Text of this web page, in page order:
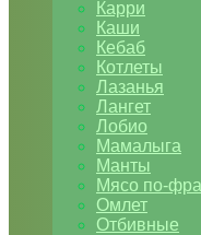
Карри
Каши
Кебаб
Котлеты
Лазанья
Лангет
Лобио
Мамалыга
Манты
Мясо по-
Омлет
Отбивные